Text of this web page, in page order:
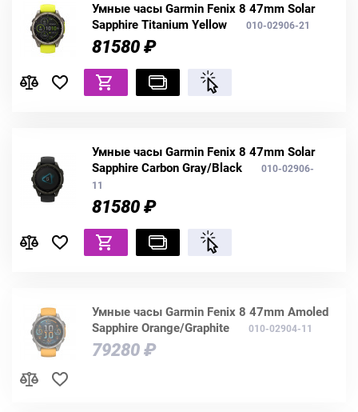
Умные часы Garmin Fenix 8 47mm Solar
Sapphire Titanium Yellow
010-02906-21
81580 ₽
Умные часы Garmin Fenix 8 47mm Solar
Sapphire Carbon Gray/Black
010-02906-
11
81580 ₽
Умные часы Garmin Fenix 8 47mm Amoled
Sapphire Orange/Graphite
010-02904-11
79280 ₽